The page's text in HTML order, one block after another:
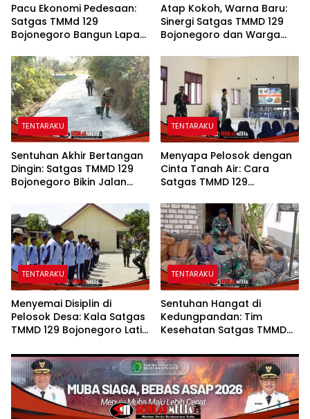
Pacu Ekonomi Pedesaan:
Satgas TMMd 129
Bojonegoro Bangun Lapak
Atap Kokoh, Warna Baru:
Sinergi Satgas TMMD 129
Bojonegoro dan Warga
Rumah Belajar Nyaman
TENTARAKU
Sentuhan Akhir Bertangan
Dingin: Satgas TMMD 129
Bojonegoro Bikin Jalan
TENTARAKU
Menyapa Pelosok dengan
Cinta Tanah Air: Cara
Satgas TMMD 129
Pemimpin Masa Depan
TENTARAKU
Menyemai Disiplin di
Pelosok Desa: Kala Satgas
TMMD 129 Bojonegoro Latih
Atap Kesongo
TENTARAKU
Sentuhan Hangat di
Kedungpandan: Tim
Kesehatan Satgas TMMD
Tanpa Batas, Menjaga
Kesehatan Warga